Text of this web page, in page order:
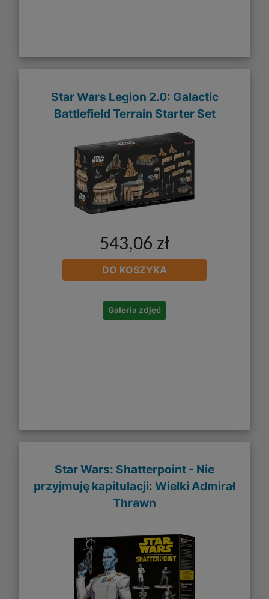
Star Wars Legion 2.0: Galactic
Battlefield Terrain Starter Set
543,06 zł
DO KOSZYKA
Galeria zdjęć
Star Wars: Shatterpoint - Nie
przyjmuję kapitulacji: Wielki Admirał
Thrawn